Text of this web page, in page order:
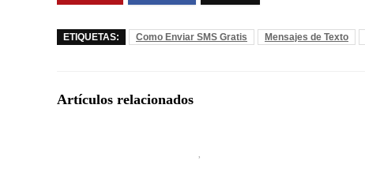
ETIQUETAS: Como Enviar SMS Gratis Mensajes de Texto
Artículos relacionados